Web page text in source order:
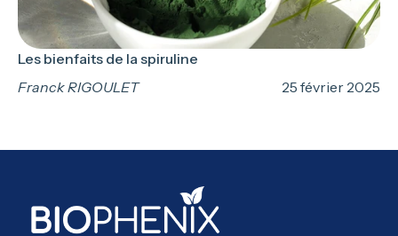
Les bienfaits de la spiruline
Franck RIGOULET
25 février 2025